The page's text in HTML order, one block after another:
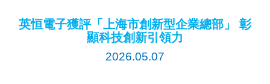
英恒電子獲評「上海市創新型企業總部」 彰
顯科技創新引領力
2026.05.07